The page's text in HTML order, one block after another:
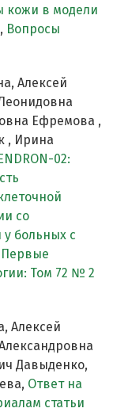
кожи в модели
, Вопросы
Алексей
Ефремова ,
, Ирина
02:
со
больных с
Первые
Том 72 № 2
Алексей
Давыденко,
Ответ на
статьи